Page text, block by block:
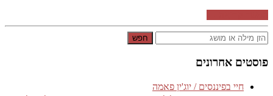
חפש
פוסטים אחרונים
חיי בפיננסים / יוג'ין פאמה